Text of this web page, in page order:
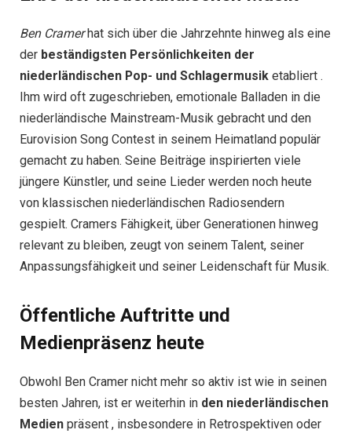
Ben Cramerhat sich über die Jahrzehnte hinweg als eine
der beständigsten Persönlichkeiten der
niederländischen Pop- und Schlagermusik etabliert .
Ihm wird oft zugeschrieben, emotionale Balladen in die
niederländische Mainstream-Musik gebracht und den
Eurovision Song Contest in seinem Heimatland populär
gemacht zu haben. Seine Beiträge inspirierten viele
jüngere Künstler, und seine Lieder werden noch heute
von klassischen niederländischen Radiosendern
gespielt. Cramers Fähigkeit, über Generationen hinweg
relevant zu bleiben, zeugt von seinem Talent, seiner
Anpassungsfähigkeit und seiner Leidenschaft für Musik.
Öffentliche Auftritte und
Medienpräsenz heute
Obwohl Ben Cramer nicht mehr so ​​aktiv ist wie in seinen
besten Jahren, ist er weiterhin in den niederländischen
Medien präsent , insbesondere in Retrospektiven oder